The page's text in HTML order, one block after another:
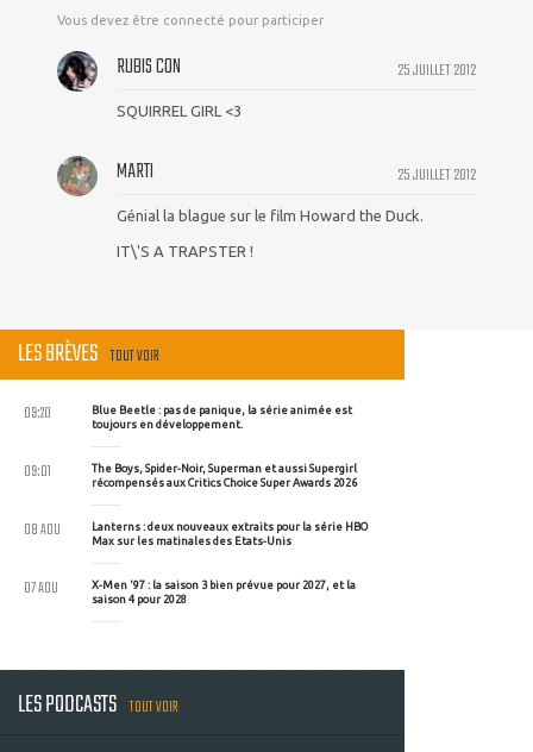
Vous devez être connecté pour participer
25 JUILLET 2012
RUBIS CON
SQUIRREL GIRL <3
25 JUILLET 2012
MARTI
Génial la blague sur le film Howard the Duck.
IT\'S A TRAPSTER !
LES BRÈVES TOUT VOIR
Blue Beetle : pas de panique, la série animée est
toujours en développement.
09:20
The Boys, Spider-Noir, Superman et aussi Supergirl
récompensés aux Critics Choice Super Awards 2026
09:01
Lanterns : deux nouveaux extraits pour la série HBO
Max sur les matinales des Etats-Unis
08 AOU
X-Men '97 : la saison 3 bien prévue pour 2027, et la
saison 4 pour 2028
07 AOU
LES PODCASTS TOUT VOIR